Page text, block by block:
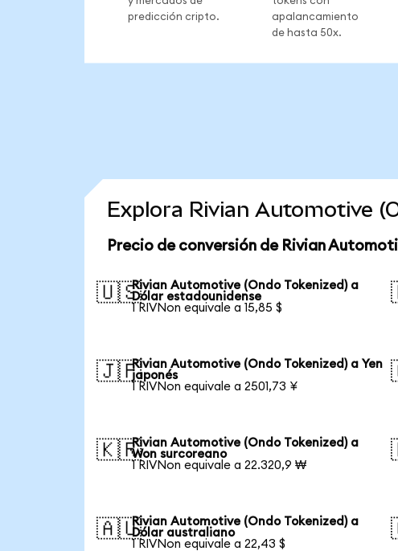
predicción cripto.
apalancamiento
de hasta 50x.
Explora Rivian Automotive
Precio de conversión de Rivian
🇺🇸Rivian Automotive (Ondo Tokenized) a
Dólar estadounidense
1 RIVNon equivale a 15,85 $
🇯🇵Rivian Automotive (Ondo Tokenized) a Yen
japonés
1 RIVNon equivale a 2501,73 ¥
🇰🇷Rivian Automotive (Ondo Tokenized) a
Won surcoreano
1 RIVNon equivale a 22.320,9 ₩
🇦🇺Rivian Automotive (Ondo Tokenized) a
Dólar australiano
1 RIVNon equivale a 22,43 $